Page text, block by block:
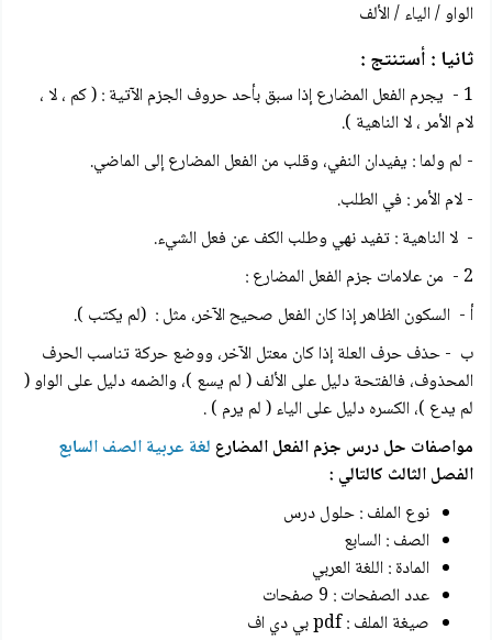
الواو / الياء / الألف
ثانيا : أستنتج :
1 - يجرم الفعل المضارع إذا سبق بأحد حروف الجزم الآتية : ( كم ، لا ،
لام الأمر ، لا الناهية ).
- لم ولما : يفيدان النفي، وقلب من الفعل المضارع إلى الماضي.
- لام الأمر : في الطلب.
- لا الناهية : تفيد نهي وطلب الكف عن فعل الشيء.
2 - من علامات جزم الفعل المضارع :
أ - السكون الظاهر إذا كان الفعل صحيح الآخر، مثل : (لم يكتب ).
ب - حذف حرف العلة إذا كان معتل الآخر، ووضع حركة تناسب الحرف
المحذوف، فالفتحة دليل على الألف ( لم يسع )، والضمه دليل على الواو (
لم يدع )، الكسره دليل على الياء ( لم يرم ) .
مواصفات حل درس جزم الفعل المضارع لغة عربية الصف السابع
الفصل الثالث كالتالي :
نوع الملف : حلول درس
الصف : السابع
المادة : اللغة العربي
عدد الصفحات : 9 صفحات
صيغة الملف : pdf بي دي اف